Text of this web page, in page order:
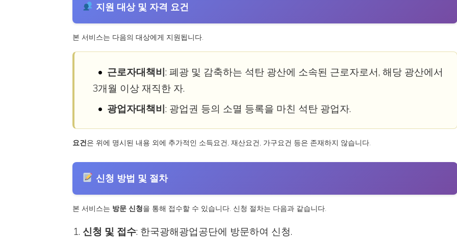
지원 대상 및 자격 요건
본 서비스는 다음의 대상에게 지원됩니다.
근로자대책비: 폐광 및 감축하는 석탄 광산에 소속된 근로자로서, 해당 광산에서
3개월 이상 재직한 자.
광업자대책비: 광업권 등의 소멸 등록을 마친 석탄 광업자.
요건은 위에 명시된 내용 외에 추가적인 소득요건, 재산요건, 가구요건 등은 존재하지 않습니다.
신청 방법 및 절차
본 서비스는 방문 신청을 통해 접수할 수 있습니다. 신청 절차는 다음과 같습니다.
신청 및 접수: 한국광해광업공단에 방문하여 신청.